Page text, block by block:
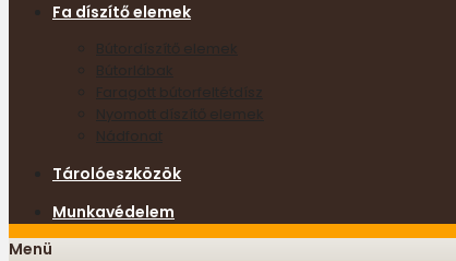
Fa díszítő elemek
Bútordíszítő elemek
Bútorlábak
Faragott bútorfeltétdísz
Nyomott díszítő elemek
Tárolóeszközök
Munkavédelem
Menü